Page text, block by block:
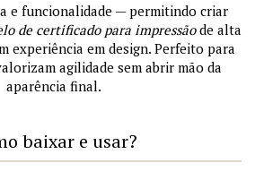
e funcionalidade — permitindo criar
de certificado para impressãode alta
experiência em design. Perfeito para
agilidade sem abrir mão da
aparência final.
baixar e usar?